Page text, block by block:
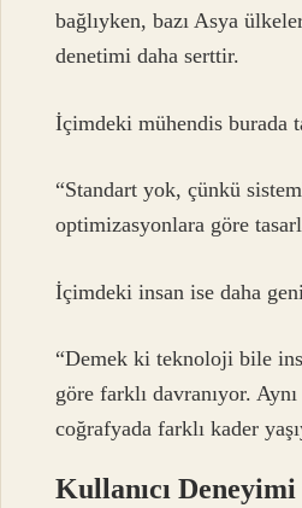
bağlıyken, bazı Asya
denetimi daha serttir.
İçimdeki mühendis burada
“Standart yok, çünkü
optimizasyonlara göre
İçimdeki insan ise daha
“Demek ki teknoloji bile
göre farklı davranıyor.
coğrafyada farklı kader
Kullanıcı